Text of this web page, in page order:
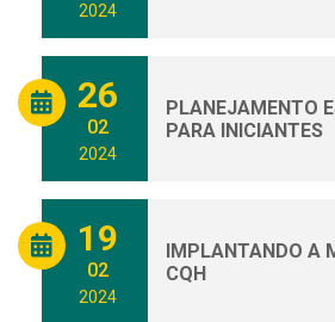
2024
26
02
2024
PLANEJAMENTO
PARA INICIANTES
19
02
2024
IMPLANTANDO A
CQH